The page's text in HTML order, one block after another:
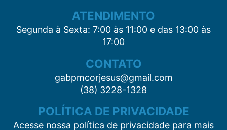
ATENDIMENTO
Segunda à Sexta: 7:00 às 11:00 e das 13:00 às
17:00
CONTATO
gabpmcorjesus@gmail.com
(38) 3228-1328
POLÍTICA DE PRIVACIDADE
Acesse nossa política de privacidade para mais